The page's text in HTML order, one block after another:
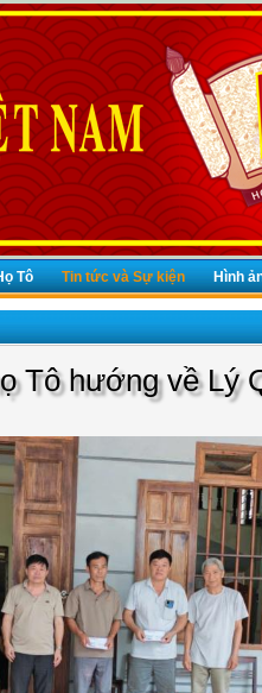
Tô Tin tức và Sự kiện Hình
Tô hướng về Lý